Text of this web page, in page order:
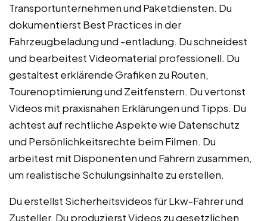
Transportunternehmen und Paketdiensten. Du
dokumentierst Best Practices in der
Fahrzeugbeladung und -entladung. Du schneidest
und bearbeitest Videomaterial professionell. Du
gestaltest erklärende Grafiken zu Routen,
Tourenoptimierung und Zeitfenstern. Du vertonst
Videos mit praxisnahen Erklärungen und Tipps. Du
achtest auf rechtliche Aspekte wie Datenschutz
und Persönlichkeitsrechte beim Filmen. Du
arbeitest mit Disponenten und Fahrern zusammen,
um realistische Schulungsinhalte zu erstellen.
Du erstellst Sicherheitsvideos für Lkw-Fahrer und
Zusteller. Du produzierst Videos zu gesetzlichen